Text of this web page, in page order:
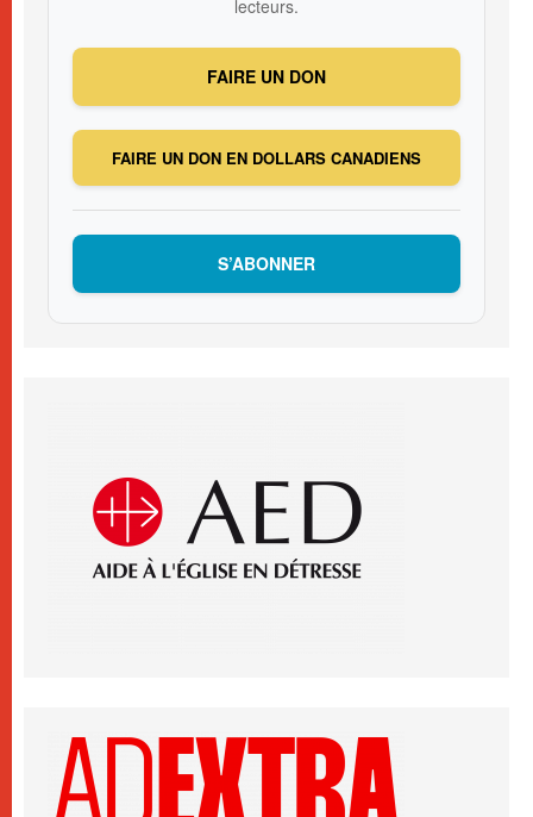
lecteurs.
FAIRE UN DON
FAIRE UN DON EN DOLLARS CANADIENS
S’ABONNER